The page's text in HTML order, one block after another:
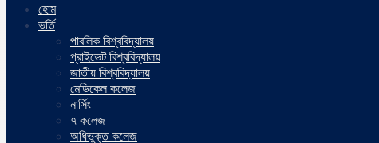
হোম
ভর্তি
পাবলিক বিশ্ববিদ্যালয়
প্রাইভেট বিশ্ববিদ্যালয়
জাতীয় বিশ্ববিদ্যালয়
মেডিকেল কলেজ
নার্সিং
৭ কলেজ
অধিভুক্ত কলেজ